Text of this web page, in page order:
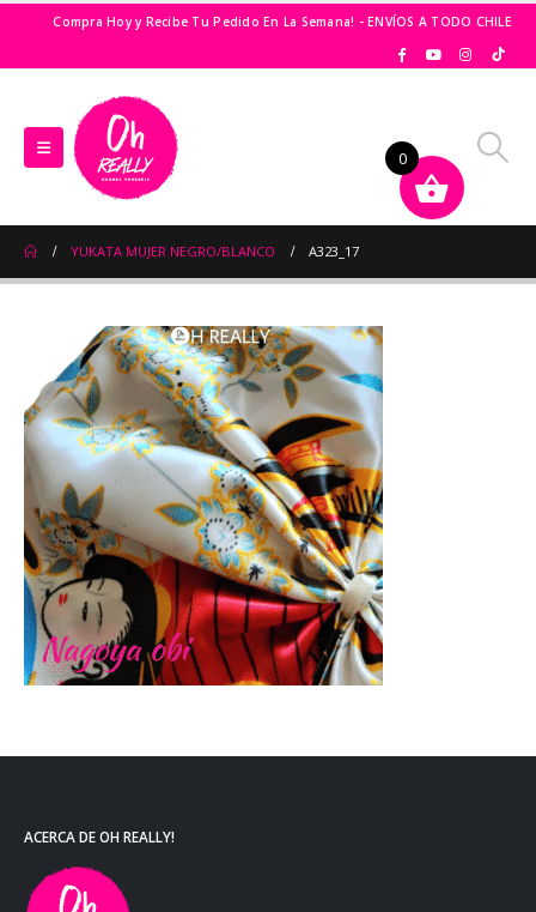
Compra Hoy y Recibe Tu Pedido En La Semana! - ENVÍOS A TODO CHILE
YUKATA MUJER NEGRO/BLANCO A323_17
ACERCA DE OH REALLY!
0